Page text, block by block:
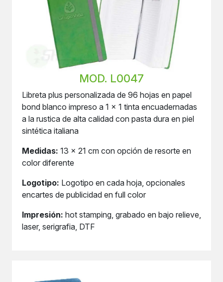
MOD. L0047
Libreta plus personalizada de 96 hojas en papel
bond blanco impreso a 1 x 1 tinta encuadernadas
a la rustica de alta calidad con pasta dura en piel
sintética italiana
Medidas: 13 x 21 cm con opción de resorte en
color diferente
Logotipo: Logotipo en cada hoja, opcionales
encartes de publicidad en full color
Impresión: hot stamping, grabado en bajo relieve,
laser, serigrafia, DTF